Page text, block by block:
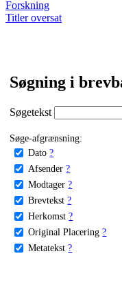
Forskning
Titler oversat
Søgning i
Søgetekst
Søge-afgrænsning:
Dato ?
Afsender ?
Modtager ?
Brevtekst ?
Herkomst ?
Original Placering ?
Metatekst ?